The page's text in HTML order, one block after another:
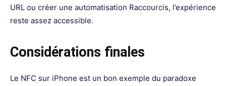
URL ou créer une automatisation Raccourcis, l’expérience
reste assez accessible.
Considérations finales
Le NFC sur iPhone est un bon exemple du paradoxe